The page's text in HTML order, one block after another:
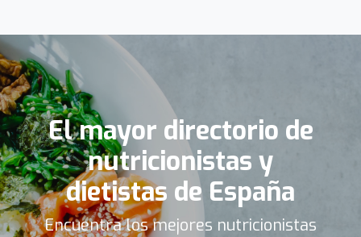
El mayor directorio de
nutricionistas y
dietistas de España
Encuentra los mejores nutricionistas